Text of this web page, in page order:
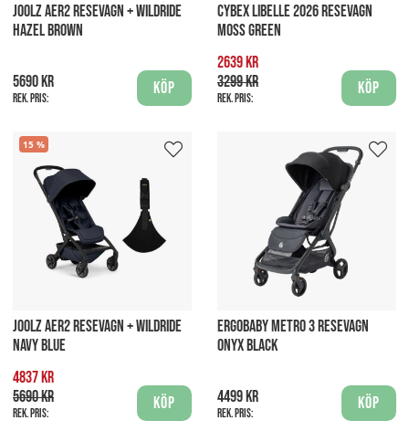
JOOLZ AER2 RESEVAGN + WILDRIDE
HAZEL BROWN
5690 kr
Rek. pris:
Köp
CYBEX LIBELLE 2026 RESEVAGN
MOSS GREEN
2639 kr
3299 kr
Rek. pris:
Köp
15
JOOLZ AER2 RESEVAGN + WILDRIDE
NAVY BLUE
4837 kr
5690 kr
Rek. pris:
Köp
ERGOBABY METRO 3 RESEVAGN
ONYX BLACK
4499 kr
Rek. pris:
Köp